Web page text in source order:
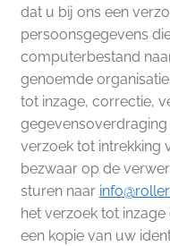
dat u bij ons een
persoonsgegevens
computerbestand
genoemde
tot inzage, correctie,
verzoek tot intrekking
bezwaar op de
sturen naar
het verzoek tot
een kopie van uw